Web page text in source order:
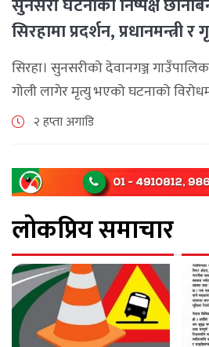
सुनसरी घटनाको निष्पक्ष
सिरहामा प्रदर्शन, प्रधानमन्त्री र
माग
सिरहा। सुनसरीको देवानगञ्ज
गोली लागेर मृत्यु भएको घटनाको
नगरपालिका–८ पुरानो चोक चोहर्वामा
पश्चिम राजमार्ग अवरुद्ध [...]
२ हप्ता अगाडि
लोकप्रिय समाचार